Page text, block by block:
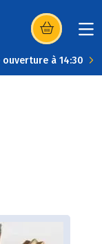
(s’ouvre dans
ouverture à 14:30